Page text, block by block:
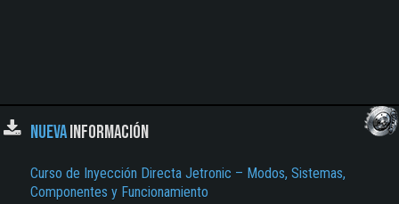
NUEVAINFORMACIÓN
Curso de Inyección Directa Jetronic – Modos, Sistemas,
Componentes y Funcionamiento